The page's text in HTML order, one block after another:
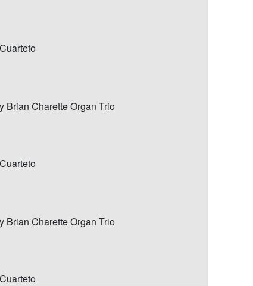
Brian Charette Organ Trio
Brian Charette Organ Trio